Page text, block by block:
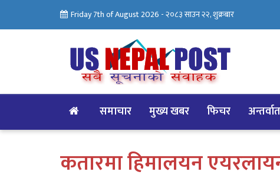
Friday 7th of August 2026 -२०८३ साउन २२, शुक्रबार
समाचार मुख्य खबर फिचर
कतारमा हिमालयन